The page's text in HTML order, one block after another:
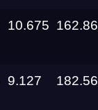
10.675 162.86
9.127 182.56